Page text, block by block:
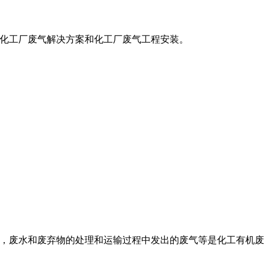
厂废气解决方案和化工厂废气工程安装。
废水和废弃物的处理和运输过程中发出的废气等是化工有机废